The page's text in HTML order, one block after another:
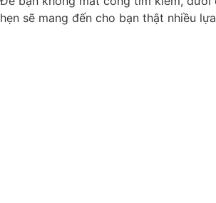
hẹn sẽ mang đến cho bạn thật nhiều